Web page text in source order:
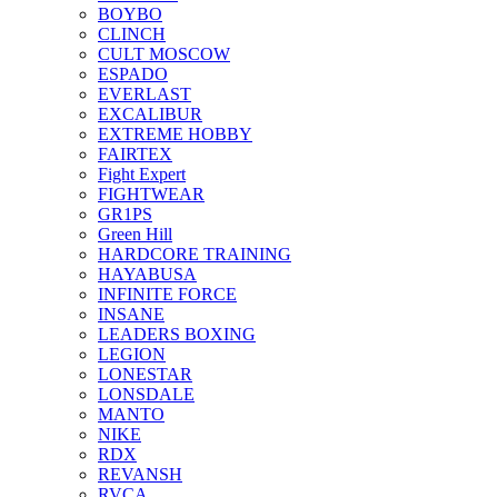
BOYBO
CLINCH
CULT MOSCOW
ESPADO
EVERLAST
EXCALIBUR
EXTREME HOBBY
FAIRTEX
Fight Expert
FIGHTWEAR
GR1PS
Green Hill
HARDCORE TRAINING
HAYABUSA
INFINITE FORCE
INSANE
LEADERS BOXING
LEGION
LONESTAR
LONSDALE
MANTO
NIKE
RDX
REVANSH